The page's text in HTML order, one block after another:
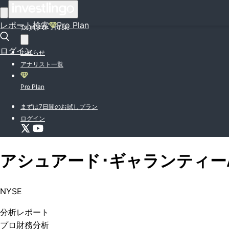
レポート検索 Pro Plan
ログイン
投資入門特集
お知らせ
アナリスト一覧
Pro Plan
まずは7日間のお試しプラン
ログイン
アシュアード･ギャランティー
NYSE
分析レポート
プロ 財務分析